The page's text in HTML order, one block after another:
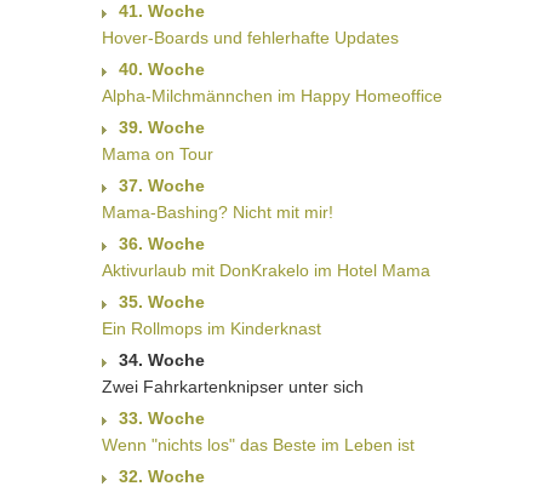
41. Woche
Hover-Boards und fehlerhafte Updates
40. Woche
Alpha-Milchmännchen im Happy Homeoffice
39. Woche
Mama on Tour
37. Woche
Mama-Bashing? Nicht mit mir!
36. Woche
Aktivurlaub mit DonKrakelo im Hotel Mama
35. Woche
Ein Rollmops im Kinderknast
34. Woche
Zwei Fahrkartenknipser unter sich
33. Woche
Wenn "nichts los" das Beste im Leben ist
32. Woche